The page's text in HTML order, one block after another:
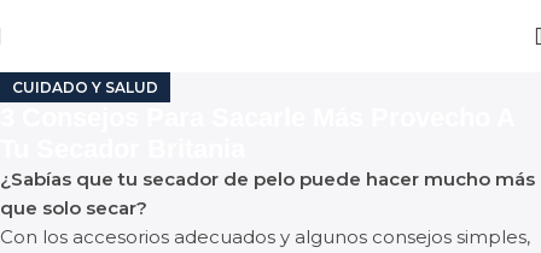
CUIDADO Y SALUD
¿Sabías que tu secador de pelo puede hacer mucho más
que solo secar?
Con los accesorios adecuados y algunos consejos simples,